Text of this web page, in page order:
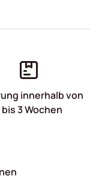
innerhalb von
bis 3 Wochen